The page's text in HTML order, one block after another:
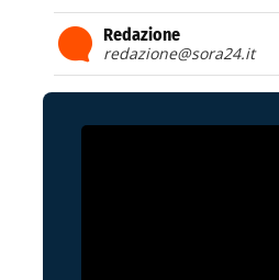
Redazione
redazione@sora24.it